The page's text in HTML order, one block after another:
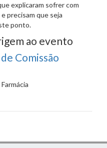
explicaram sofrer com
precisam que seja
ponto.
ao evento
Comissão